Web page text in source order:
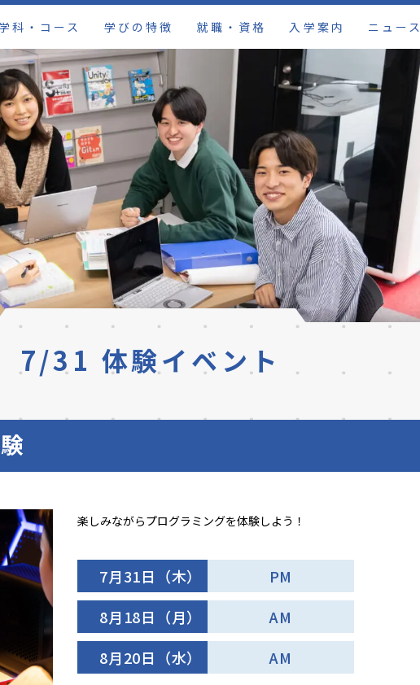
科・コース 学びの特徴 就職・資格 入学案内 ニュース
7/31 体験イベント
楽しみながらプログラミングを体験しよう！
7月31日（木）
PM
8月18日（月）
AM
8月20日（水）
AM